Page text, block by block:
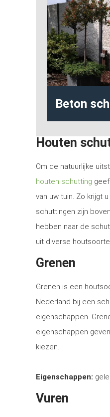
Beton
Houten
Om de natuurlijke
houten schutting
van uw tuin. Zo krijgt
schuttingen zijn
hebben naar de
uit diverse
Grenen
Grenen is een
Nederland bij een
eigenschappen.
eigenschappen
kiezen.
Eigenschappen:
Vuren